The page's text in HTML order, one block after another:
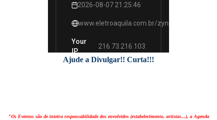
Ajude a Divulgar!! Curta!!!
"Os Eventos são de inteira responsabilidade dos envolvidos (estabelecimento, artistas...), a Agenda